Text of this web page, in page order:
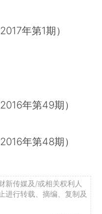
年第1期）
年第49期）
年第48期）
新传媒及/或相关权利人
进行转载、摘编、复制及